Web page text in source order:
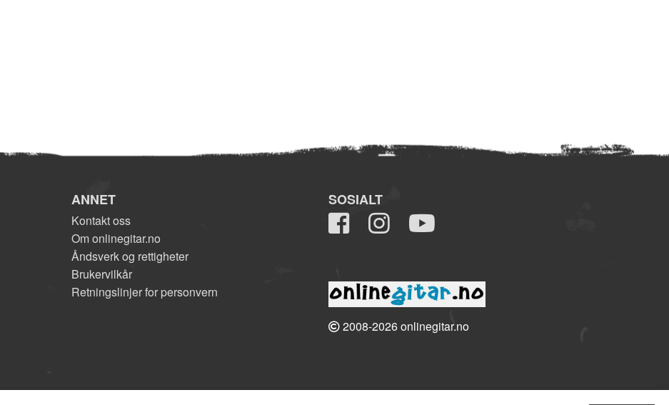
ANNET
Kontakt oss
Om onlinegitar.no
Åndsverk og rettigheter
Brukervilkår
Retningslinjer for personvern
SOSIALT
2008-2026 onlinegitar.no